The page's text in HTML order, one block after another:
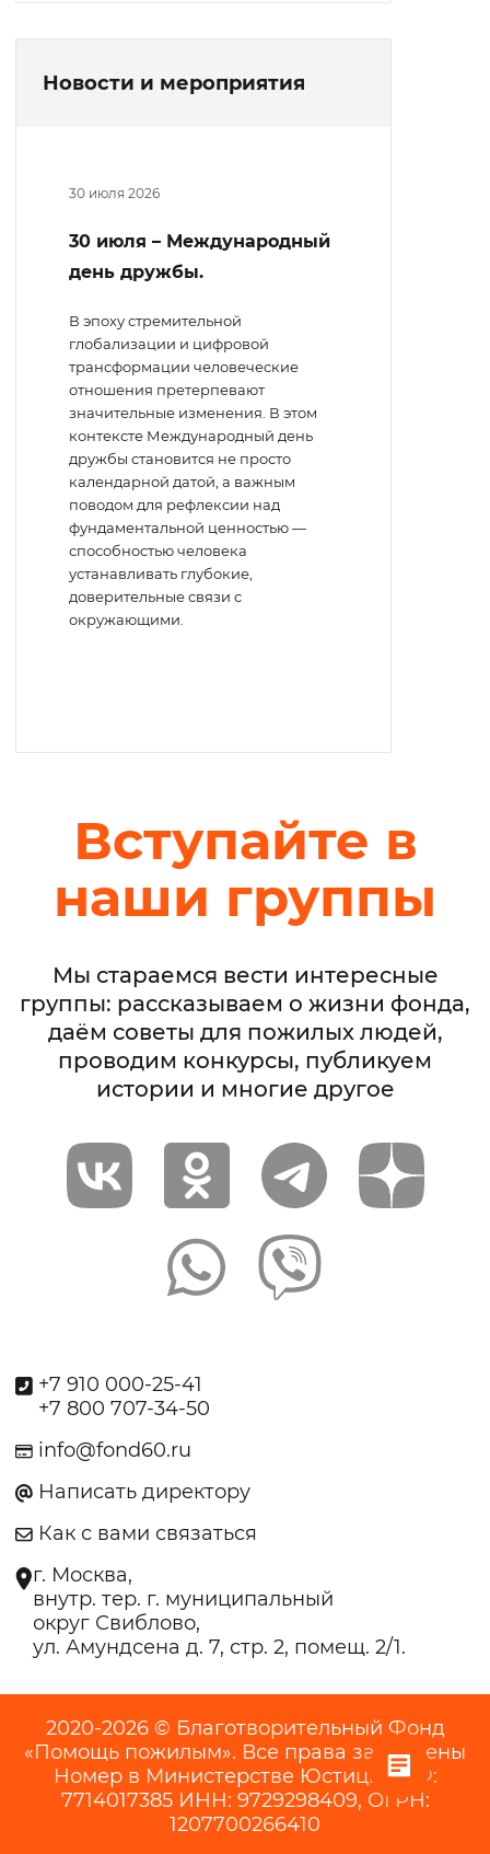
Новости и мероприятия
30 июля 2026
30 июля – Международный
день дружбы.
В эпоху стремительной
глобализации и цифровой
трансформации человеческие
отношения претерпевают
значительные изменения. В этом
контексте Международный день
дружбы становится не просто
календарной датой, а важным
поводом для рефлексии над
фундаментальной ценностью —
способностью человека
устанавливать глубокие,
доверительные связи с
окружающими.
Вступайте в
наши группы
Мы стараемся вести интересные
группы: рассказываем о жизни фонда,
даём советы для пожилых людей,
проводим конкурсы, публикуем
истории и многие другое
+7 910 000-25-41
+7 800 707-34-50
info@fond60.ru
Написать директору
Как с вами связаться
г. Москва,
внутр. тер. г. муниципальный
округ Свиблово,
ул. Амундсена д. 7, стр. 2, помещ. 2/1.
2020-2026 © Благотворительный Фонд
«Помощь пожилым». Все права защищены
Номер в Министерстве Юстиции РФ:
7714017385 ИНН: 9729298409, ОГРН:
1207700266410